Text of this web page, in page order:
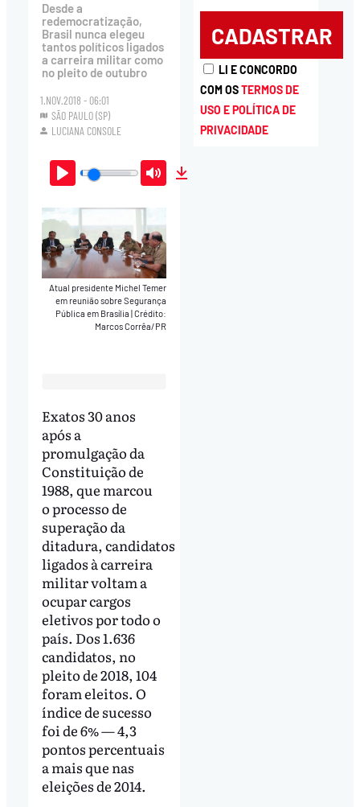
Desde a
redemocratização,
Brasil nunca elegeu
tantos políticos ligados
a carreira militar como
no pleito de outubro
1.NOV.2018 - 06:01
SÃO PAULO (SP)
LUCIANA CONSOLE
Play Mute
Atual presidente Michel Temer
em reunião sobre Segurança
Pública em Brasília|Crédito:
Marcos Corrêa/PR
Exatos 30 anos
após a
promulgação da
Constituição de
1988, que marcou
o processo de
superação da
ditadura, candidatos
ligados à carreira
militar voltam a
ocupar cargos
eletivos por todo o
país. Dos 1.636
candidatos, no
pleito de 2018, 104
foram eleitos. O
índice de sucesso
foi de 6% — 4,3
pontos percentuais
a mais que nas
eleições de 2014.
LI E CONCORDO
COM OSTERMOS DE
USO E POLÍTICA DE
PRIVACIDADE